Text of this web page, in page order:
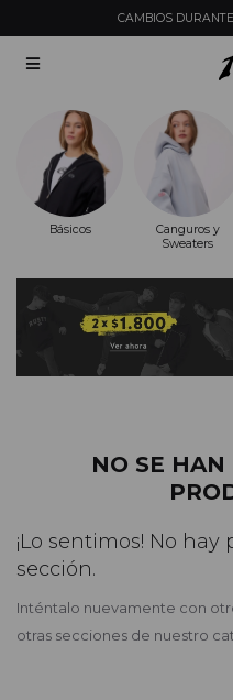
CAMBIOS

Básicos
Canguros y
Sweaters
NO SE HAN
¡Lo sentimos! No
sección.
Inténtalo nuevamente con
otras secciones de nuestro